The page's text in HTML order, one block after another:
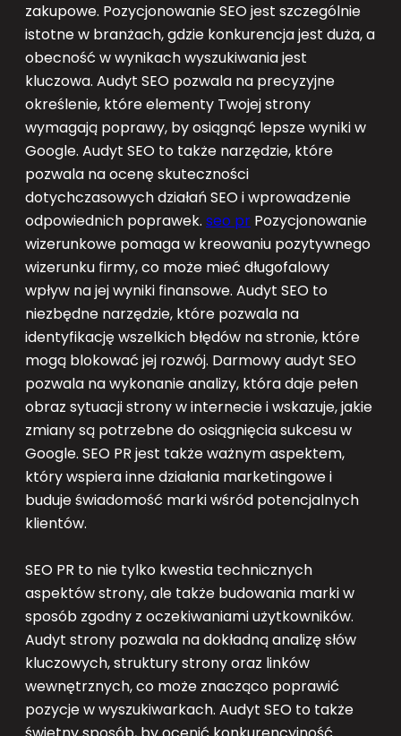
zakupowe. Pozycjonowanie SEO jest szczególnie
istotne w branżach, gdzie konkurencja jest duża, a
obecność w wynikach wyszukiwania jest
kluczowa. Audyt SEO pozwala na precyzyjne
określenie, które elementy Twojej strony
wymagają poprawy, by osiągnąć lepsze wyniki w
Google. Audyt SEO to także narzędzie, które
pozwala na ocenę skuteczności
dotychczasowych działań SEO i wprowadzenie
odpowiednich poprawek. seo pr Pozycjonowanie
wizerunkowe pomaga w kreowaniu pozytywnego
wizerunku firmy, co może mieć długofalowy
wpływ na jej wyniki finansowe. Audyt SEO to
niezbędne narzędzie, które pozwala na
identyfikację wszelkich błędów na stronie, które
mogą blokować jej rozwój. Darmowy audyt SEO
pozwala na wykonanie analizy, która daje pełen
obraz sytuacji strony w internecie i wskazuje, jakie
zmiany są potrzebne do osiągnięcia sukcesu w
Google. SEO PR jest także ważnym aspektem,
który wspiera inne działania marketingowe i
buduje świadomość marki wśród potencjalnych
klientów.
SEO PR to nie tylko kwestia technicznych
aspektów strony, ale także budowania marki w
sposób zgodny z oczekiwaniami użytkowników.
Audyt strony pozwala na dokładną analizę słów
kluczowych, struktury strony oraz linków
wewnętrznych, co może znacząco poprawić
pozycje w wyszukiwarkach. Audyt SEO to także